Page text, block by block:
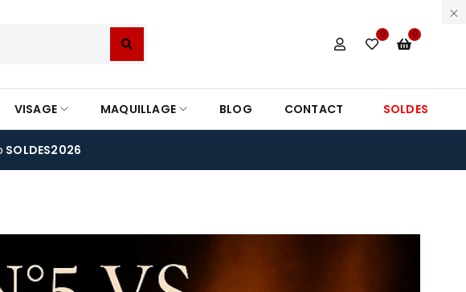
0 0
VISAGE MAQUILLAGE BLOG CONTACT SOLDES
SOLDES2026